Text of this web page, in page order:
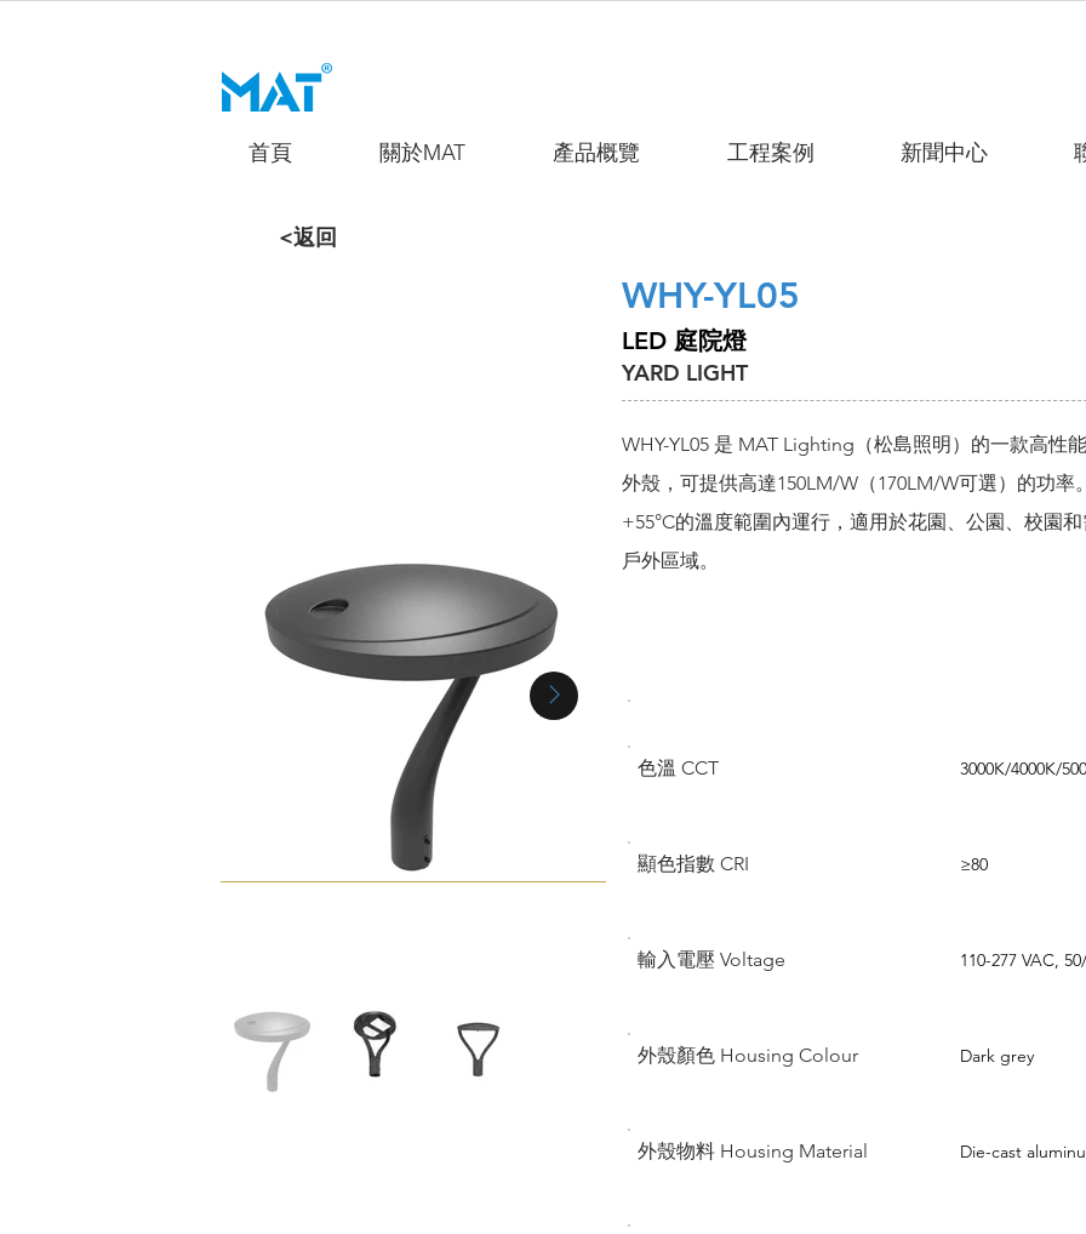
首頁 關於MAT 產品概覽 工程案例 新聞中心
<返回
WHY-YL05
LED 庭院燈
YARD LIGHT
WHY-YL05 是 MAT Lighting（松島照明）的一款高性
外殼，可提供高達150LM/W（170LM/W可選）的功率
+55°C的溫度範圍內運行，適用於花園、公園、校園
戶外區域。
色溫 CCT 3000K/4000K/
顯色指數 CRI ≥80
輸入電壓 Voltage 110-277 VAC,
外殼顏色 Housing Colour Dark grey
外殼物料 Housing Material Die-cast